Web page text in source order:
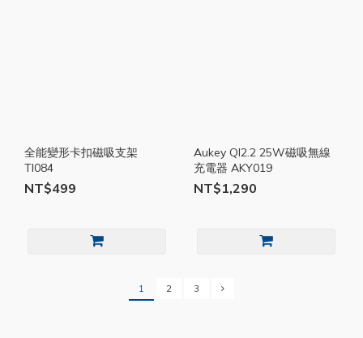
全能變形卡扣磁吸支架
TI084
NT$499
Aukey QI2.2 25W磁吸無線
充電器 AKY019
NT$1,290
1 2 3